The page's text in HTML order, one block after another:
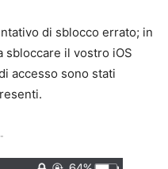
di sblocco errato; in
sbloccare il vostro iOS
accesso sono stati